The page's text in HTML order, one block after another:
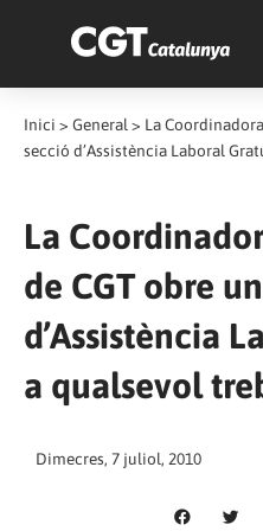
Inici > General > La
secció d’Assistència Laboral
La
de CGT obre
d’Assistència
a qualsevol
Dimecres, 7 juliol, 2010